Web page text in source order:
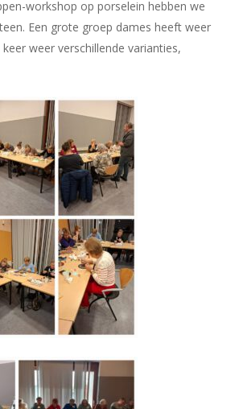
workshop op porselein hebben we
Een grote groep dames heeft weer
weer verschillende varianties,